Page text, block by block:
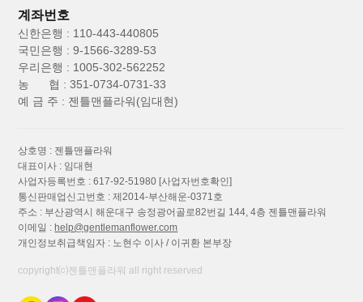
계좌번호
신한은행 : 110-443-440805
국민은행 : 9-1566-3289-53
우리은행 : 1005-302-562252
농 협 : 351-0734-0731-33
예 금 주 : 젠틀맨플라워(임대현)
상호명 : 젠틀맨플라워
대표이사 : 임대현
사업자등록번호 : 617-92-51980 [사업자번호확인]
통신판매업신고번호 : 제2014-부산해운-0371호
주소 : 부산광역시 해운대구 송정광어골로82번길 144, 4층 젠틀맨플라워
이메일 :help@gentlemanflower.com
개인정보취급책임자 : 노현수 이사 / 이귀환 본부장
copyright⒞젠틀맨플라워 all right reserved